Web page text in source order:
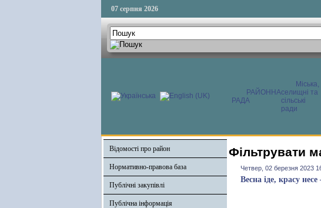
07 серпня 2026
РАЙОННА
РАДА
Міська,
селищні та
сільські
ради
Відомості про район
Нормативно-правова база
Публічні закупівлі
Публічна інформація
Фільтрувати
Четвер, 02 березня 2023
Весна іде, красу